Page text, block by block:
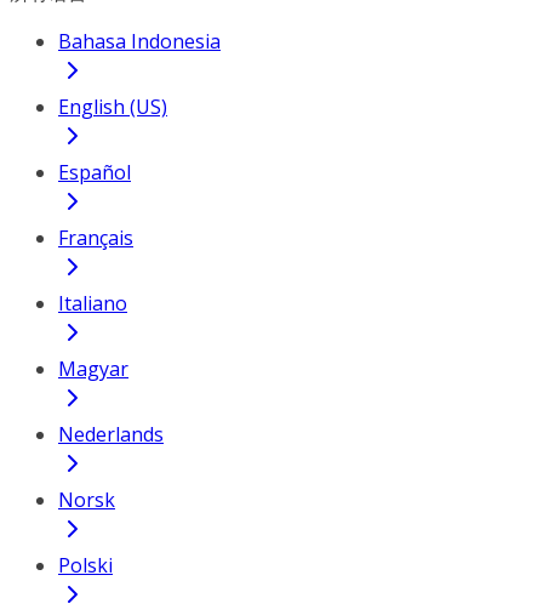
Bahasa Indonesia
English (US)
Español
Français
Italiano
Magyar
Nederlands
Norsk
Polski